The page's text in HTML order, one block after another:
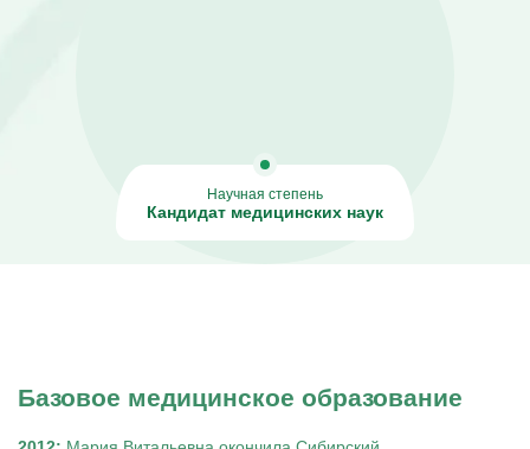
Научная степень
Кандидат медицинских наук
Базовое медицинское образование